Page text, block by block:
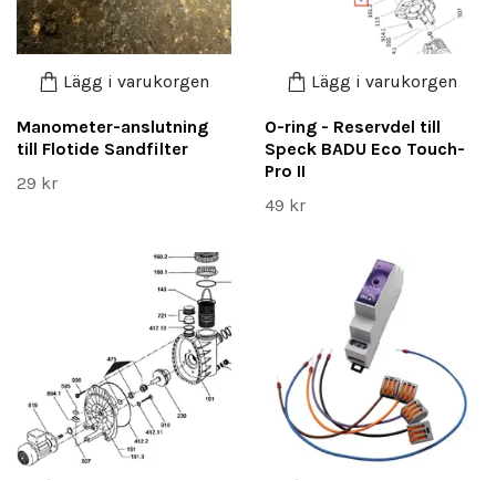
Lägg i varukorgen
Manometer-anslutning
till Flotide Sandfilter
29 kr
Lägg i varukorgen
O-ring - Reservdel till
Speck BADU Eco Touch-
Pro II
49 kr